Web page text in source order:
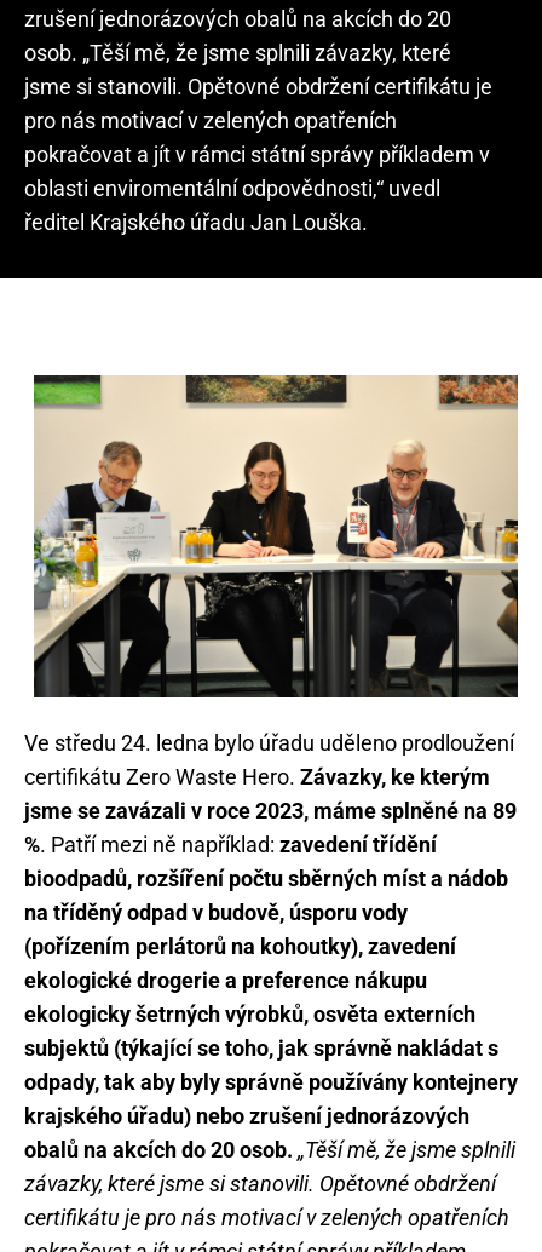
zrušení jednorázových obalů na akcích do 20
osob. „Těší mě, že jsme splnili závazky, které
jsme si stanovili. Opětovné obdržení certifikátu je
pro nás motivací v zelených opatřeních
pokračovat a jít v rámci státní správy příkladem v
oblasti enviromentální odpovědnosti,“ uvedl
ředitel Krajského úřadu Jan Louška.
Ve středu 24. ledna bylo úřadu uděleno prodloužení
certifikátu Zero Waste Hero. Závazky, ke kterým
jsme se zavázali v roce 2023, máme splněné na 89
%. Patří mezi ně například: zavedení třídění
bioodpadů, rozšíření počtu sběrných míst a nádob
na tříděný odpad v budově, úsporu vody
(pořízením perlátorů na kohoutky), zavedení
ekologické drogerie a preference nákupu
ekologicky šetrných výrobků, osvěta externích
subjektů (týkající se toho, jak správně nakládat s
odpady, tak aby byly správně používány kontejnery
krajského úřadu) nebo zrušení jednorázových
obalů na akcích do 20 osob. „Těší mě, že jsme splnili
závazky, které jsme si stanovili. Opětovné obdržení
certifikátu je pro nás motivací v zelených opatřeních